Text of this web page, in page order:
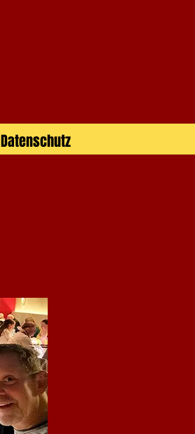
Datenschutz